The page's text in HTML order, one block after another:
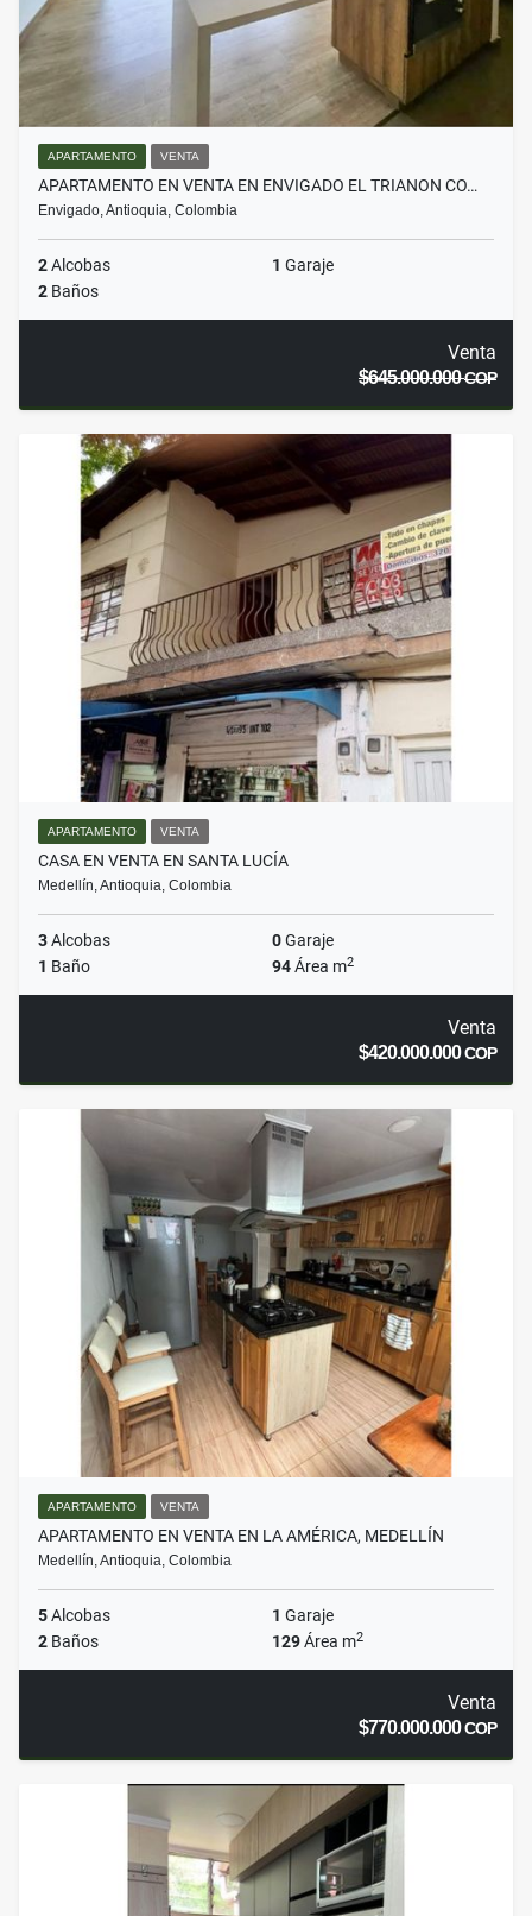
APARTAMENTO VENTA
APARTAMENTO EN VENTA EN ENVIGADO EL TRIANON CO…
Envigado, Antioquia, Colombia
2Alcobas 1 Garaje
2 Baños
Venta
$645.000.000COP
APARTAMENTO VENTA
CASA EN VENTA EN SANTA LUCÍA
Medellín, Antioquia, Colombia
3Alcobas 0Garaje
1 Baño 94Área m2
Venta
$420.000.000COP
APARTAMENTO VENTA
APARTAMENTO EN VENTA EN LA AMÉRICA, MEDELLÍN
Medellín, Antioquia, Colombia
5Alcobas 1 Garaje
2 Baños 129Área m2
Venta
$770.000.000COP